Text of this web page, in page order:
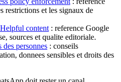
restrictions et les signaux de
content : reference Google
sources et qualite editoriale.
personnes : conseils
donnees sensibles et droits des